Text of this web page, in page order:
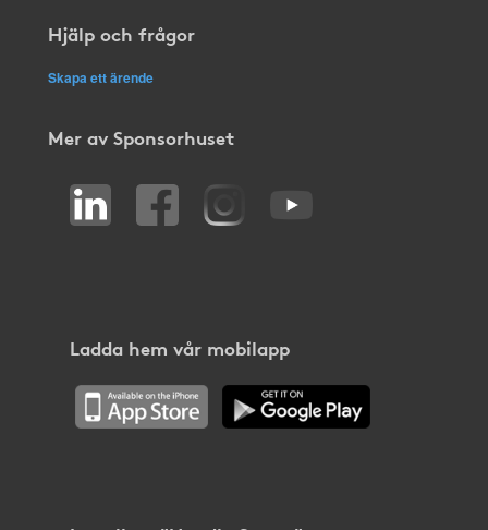
Hjälp och frågor
Skapa ett ärende
Mer av Sponsorhuset
Ladda hem vår mobilapp